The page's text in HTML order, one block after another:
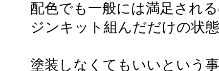
配色でも一般には満足され
ジンキット組んだだけの状
塗装しなくてもいいという